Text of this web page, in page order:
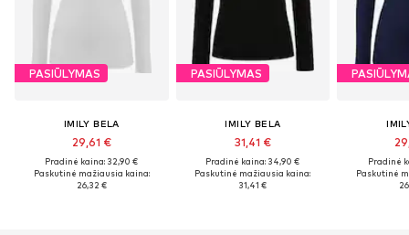
PASIŪLYMAS
IMILY BELA
29,61 €
Pradinė kaina: 32,90 €
Paskutinė mažiausia kaina:
26,32 €
PASIŪLYMAS
IMILY BELA
31,41 €
Pradinė kaina: 34,90 €
Paskutinė mažiausia kaina:
31,41 €
Pradinė
Paskutinė